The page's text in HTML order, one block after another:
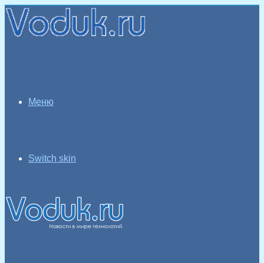
Меню
Switch skin